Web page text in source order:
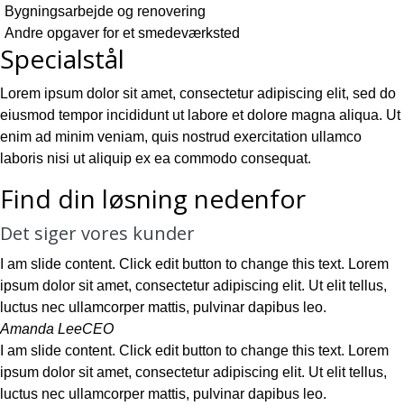
Bygningsarbejde og renovering
Andre opgaver for et smedeværksted
Specialstål
Lorem ipsum dolor sit amet, consectetur adipiscing elit, sed do
eiusmod tempor incididunt ut labore et dolore magna aliqua. Ut
enim ad minim veniam, quis nostrud exercitation ullamco
laboris nisi ut aliquip ex ea commodo consequat.
Find din løsning nedenfor
Det siger vores kunder
I am slide content. Click edit button to change this text. Lorem
ipsum dolor sit amet, consectetur adipiscing elit. Ut elit tellus,
luctus nec ullamcorper mattis, pulvinar dapibus leo.
Amanda LeeCEO
I am slide content. Click edit button to change this text. Lorem
ipsum dolor sit amet, consectetur adipiscing elit. Ut elit tellus,
luctus nec ullamcorper mattis, pulvinar dapibus leo.